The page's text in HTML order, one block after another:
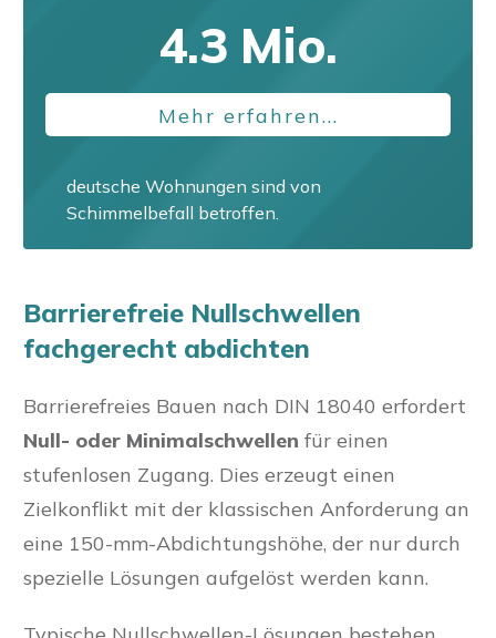
4.3 Mio.
Mehr erfahren...
deutsche Wohnungen sind von
Schimmelbefall betroffen.
Barrierefreie Nullschwellen
fachgerecht abdichten
Barrierefreies Bauen nach DIN 18040 erfordert
Null- oder Minimalschwellen für einen
stufenlosen Zugang. Dies erzeugt einen
Zielkonflikt mit der klassischen Anforderung an
eine 150-mm-Abdichtungshöhe, der nur durch
spezielle Lösungen aufgelöst werden kann.